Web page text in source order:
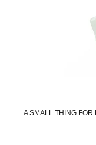
A SMALL THING FOR